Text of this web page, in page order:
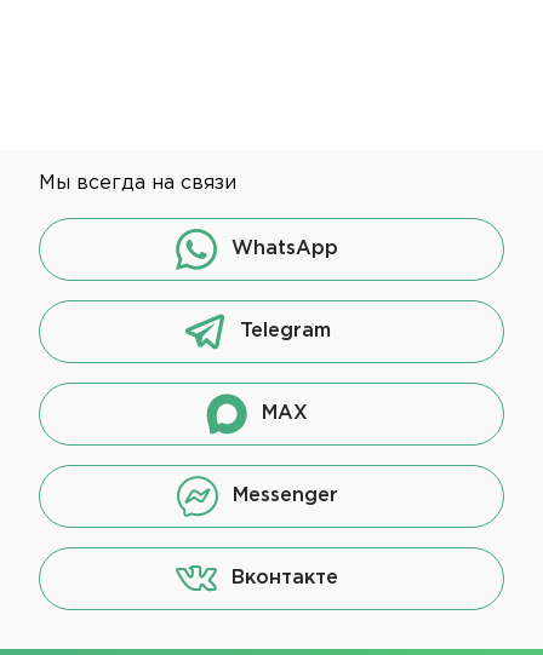
Мы всегда на связи
WhatsApp
Telegram
MAX
Messenger
Вконтакте